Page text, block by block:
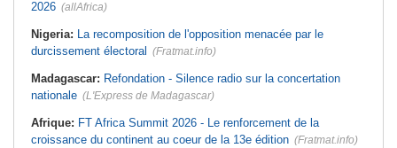
nature - Le procureur du TGI de
Pikine-Guédiawaye interjette appel
de l'ordonnance de non-lieu partiel et
Sénégal:FERA - Priorité à
l'économie de la préservation,
Cheikh Dieng décline sa vision
Sénégal:
Cheikh Dieng définit ses
axes prioritaires pour restructurer le
Fonds d'entretien routier autonome
Sénégal bat la Tunisie et prend le
quart
Tunisie:
interconnecté « One Health »
Tunisie:
les startups à l'international
2026 (allAfrica)
Nigeria: La recomposition de l'opposition menacée par le
durcissement électoral (Fratmat.info)
Madagascar: Refondation - Silence radio sur la concertation
nationale (L'Express de Madagascar)
Afrique: FT Africa Summit 2026 - Le renforcement de la
croissance du continent au coeur de la 13e édition (Fratmat.info)